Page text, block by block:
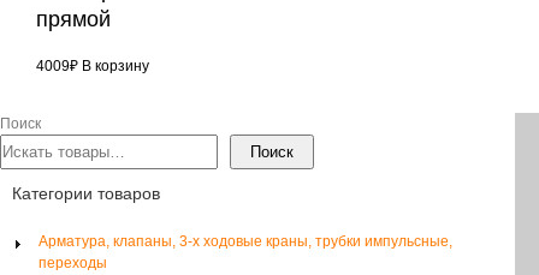
прямой
4009₽ В корзину
Поиск
Поиск
Категории товаров
Арматура, клапаны, 3-х ходовые краны, трубки импульсные,
переходы